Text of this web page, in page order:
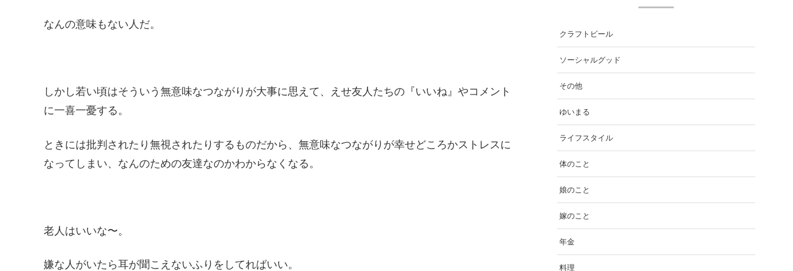
なんの意味もない人だ。
しかし若い頃はそういう無意味なつながりが大事に思えて、えせ友人たちの『いいね』やコメント
に一喜一憂する。
ときには批判されたり無視されたりするものだから、無意味なつながりが幸せどころかストレスに
なってしまい、なんのための友達なのかわからなくなる。
老人はいいな〜。
嫌な人がいたら耳が聞こえないふりをしてればいい。
クラフトビール
ソーシャルグッド
その他
ゆいまる
ライフスタイル
体のこと
娘のこと
嫁のこと
年金
料理